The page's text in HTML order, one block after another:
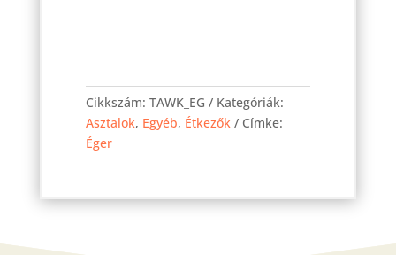
Wénusz
asztal
Éger
mennyiség
Cikkszám: TAWK_EG
Kategóriák:
Asztalok, Egyéb, Étkezők
Címke:
Éger